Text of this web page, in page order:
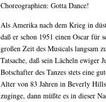
Choreographien: Gotta Dance!
Als Amerika nach dem Krieg in
daß er schon 1951 einen Oscar für
großen Zeit des Musicals langsam
Tatsache, daß sein Lächeln ewiger
Botschafter des Tanzes stets eine
Alter von 83 Jahren in Beverly
zuginge, dann müßte es in dieser